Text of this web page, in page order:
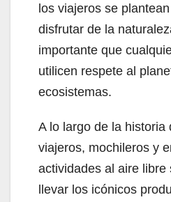
los viajeros se
disfrutar de la
importante que
utilicen respete al
ecosistemas.
A lo largo de la historia
viajeros, mochileros y
actividades al aire libre
llevar los icónicos